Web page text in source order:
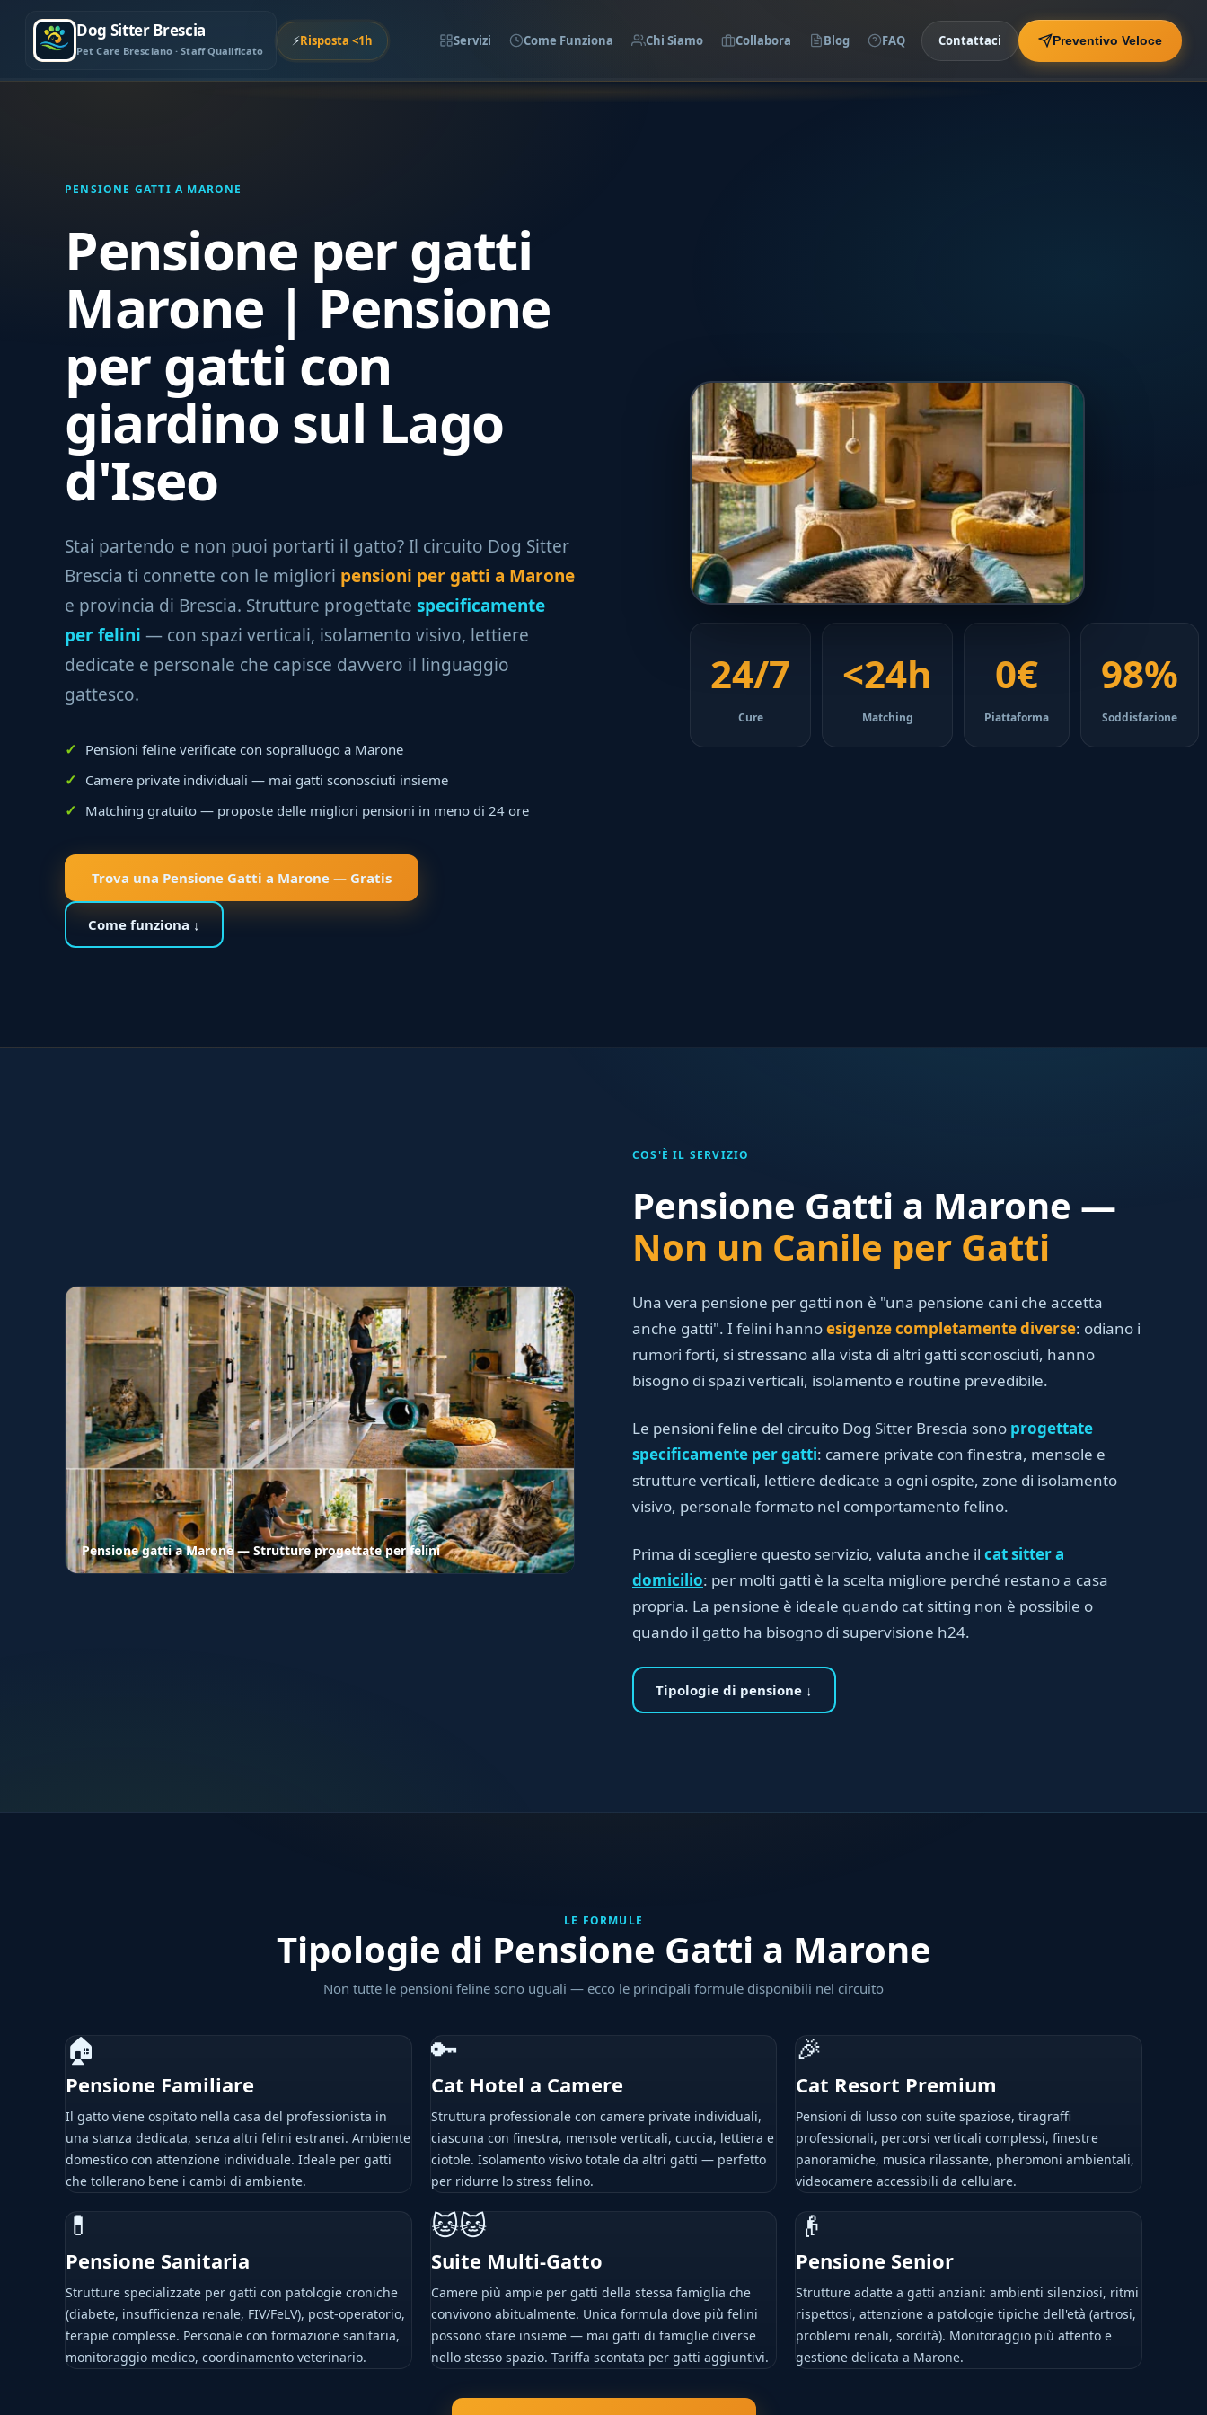
Dog Sitter Brescia
Pet Care Bresciano · Staff Qualificato
⚡Risposta <1h Servizi Come Funziona Chi Siamo Collabora Blog FAQ Contattaci Preventivo Veloce
PENSIONE GATTI A MARONE
Pensione per gatti
Marone | Pensione
per gatti con
giardino sul Lago
d'Iseo
Stai partendo e non puoi portarti il gatto? Il circuito Dog Sitter
Brescia ti connette con le migliori pensioni per gatti a Marone
e provincia di Brescia. Strutture progettate specificamente
per felini — con spazi verticali, isolamento visivo, lettiere
dedicate e personale che capisce davvero il linguaggio
gattesco.
Pensioni feline verificate con sopralluogo a Marone
Camere private individuali — mai gatti sconosciuti insieme
Matching gratuito — proposte delle migliori pensioni in meno di 24 ore
Trova una Pensione Gatti a Marone — Gratis
Come funziona ↓
24/7
Cure
<24h
Matching
0€
Piattaforma
98%
Soddisfazione
Pensione gatti a Marone — Strutture progettate per felini
COS'È IL SERVIZIO
Pensione Gatti a Marone —
Non un Canile per Gatti
Una vera pensione per gatti non è "una pensione cani che accetta
anche gatti". I felini hannoesigenze completamente diverse: odiano i
rumori forti, si stressano alla vista di altri gatti sconosciuti, hanno
bisogno di spazi verticali, isolamento e routine prevedibile.
Le pensioni feline del circuito Dog Sitter Brescia sono progettate
specificamente per gatti: camere private con finestra, mensole e
strutture verticali, lettiere dedicate a ogni ospite, zone di isolamento
visivo, personale formato nel comportamento felino.
Prima di scegliere questo servizio, valuta anche il cat sitter a
domicilio: per molti gatti è la scelta migliore perché restano a casa
propria. La pensione è ideale quando cat sitting non è possibile o
quando il gatto ha bisogno di supervisione h24.
Tipologie di pensione ↓
LE FORMULE
Tipologie di Pensione Gatti a Marone
Non tutte le pensioni feline sono uguali — ecco le principali formule disponibili nel circuito
🏠
Pensione Familiare
Il gatto viene ospitato nella casa del professionista in
una stanza dedicata, senza altri felini estranei. Ambiente
domestico con attenzione individuale. Ideale per gatti
che tollerano bene i cambi di ambiente.
🔑
Cat Hotel a Camere
Struttura professionale con camere private individuali,
ciascuna con finestra, mensole verticali, cuccia, lettiera e
ciotole. Isolamento visivo totale da altri gatti — perfetto
per ridurre lo stress felino.
🎉
Cat Resort Premium
Pensioni di lusso con suite spaziose, tiragraffi
professionali, percorsi verticali complessi, finestre
panoramiche, musica rilassante, pheromoni ambientali,
videocamere accessibili da cellulare.
💊
Pensione Sanitaria
Strutture specializzate per gatti con patologie croniche
(diabete, insufficienza renale, FIV/FeLV), post-operatorio,
terapie complesse. Personale con formazione sanitaria,
monitoraggio medico, coordinamento veterinario.
🐱🐱
Suite Multi-Gatto
Camere più ampie per gatti della stessa famiglia che
convivono abitualmente. Unica formula dove più felini
possono stare insieme — mai gatti di famiglie diverse
nello stesso spazio. Tariffa scontata per gatti aggiuntivi.
👴
Pensione Senior
Strutture adatte a gatti anziani: ambienti silenziosi, ritmi
rispettosi, attenzione a patologie tipiche dell'età (artrosi,
problemi renali, sordità). Monitoraggio più attento e
gestione delicata a Marone.